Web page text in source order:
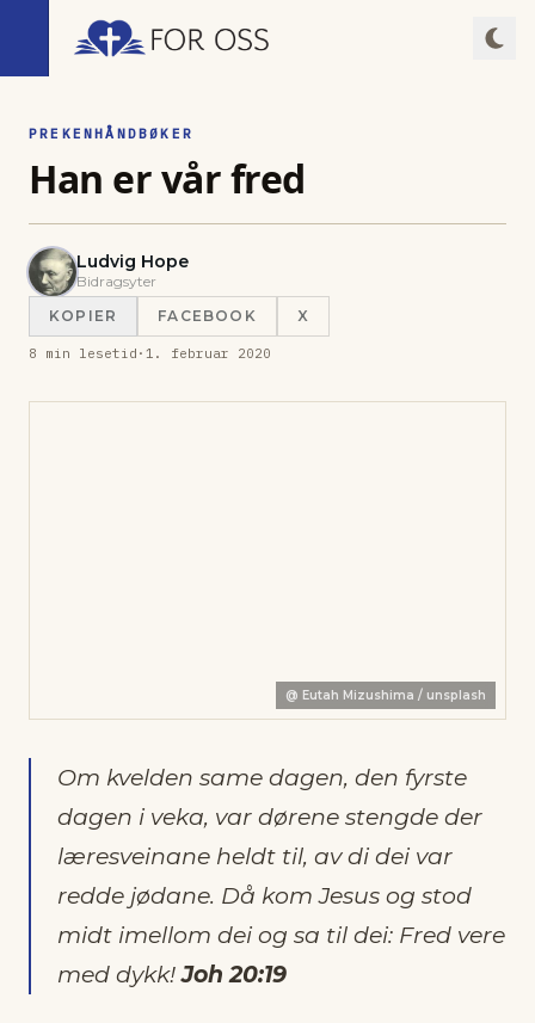
PREKENHÅNDBØKER
Han er vår fred
Ludvig Hope
Bidragsyter
KOPIER
FACEBOOK X
8 min lesetid · 1. februar 2020
@ Eutah Mizushima / unsplash
Om kvelden same dagen, den fyrste
dagen i veka, var dørene stengde der
læresveinane heldt til, av di dei var
redde jødane. Då kom Jesus og stod
midt imellom dei og sa til dei: Fred vere
med dykk! Joh 20:19